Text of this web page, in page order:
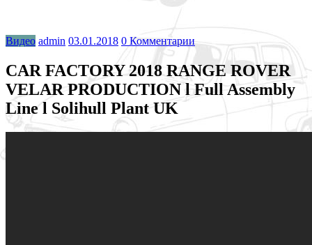
Видео admin 03.01.2018 0 Комментарии
CAR FACTORY 2018 RANGE ROVER
VELAR PRODUCTION l Full Assembly
Line l Solihull Plant UK